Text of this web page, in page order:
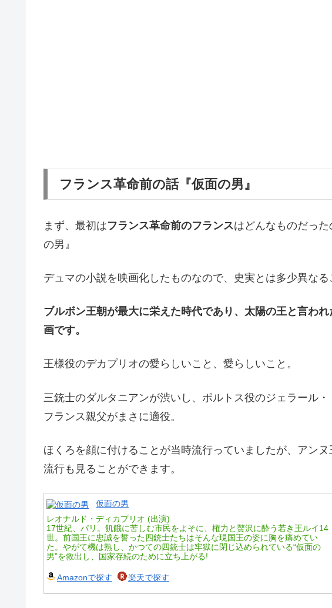
フランス革命前の話『仮面の男』
まず、最初はフランス革命前のフランスはどんなものだっ
の男』
デュマの小説を映画化したものなので、史実とは多少異なる
ブルボン王朝が最大に栄えた時代であり、太陽の王と言わ
画です。
王様役のデカプリオの愛らしいこと、愛らしいこと。
三銃士のダルタニアンが渋いし、ポルトス役のジェラール
フランス親父がまさに適役。
ほくろを顔に付けることが当時流行っていましたが、アン
流行も見ることができます。
仮面の男
レオナルド・ディカプリオ (出演)
17世紀、パリ。飢餓に苦しむ市民をよそに、権力と贅沢に酔う若き王ルイ14
世。前国王に忠誠を誓った四銃士たちはそんな現国王の姿に胸を痛めてい
た。やがて機は熟し、かつての四銃士は牢獄に閉じ込められている“仮面の
男”を救出し、国家存続のために立ち上がる!
Amazonで探す 楽天で探す